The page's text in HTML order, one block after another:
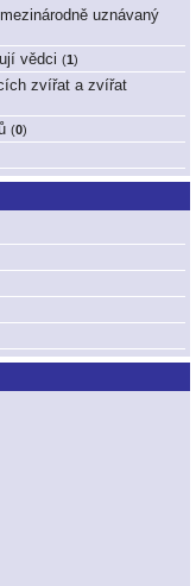
uznávaný
vědci (1)
zvířat a zvířat
(0)